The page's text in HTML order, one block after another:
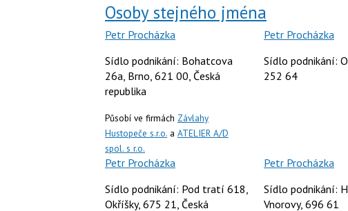
Osoby stejného jména
Petr Procházka
Sídlo podnikání: Bohatcova
26a, Brno, 621 00, Česká
republika
Působí ve firmách Závlahy
Hustopeče s.r.o. a ATELIER A/D
spol. s r.o.
Petr Procházka
Sídlo podnikání:
252 64
Petr Procházka
Sídlo podnikání: Pod tratí 618,
Okříšky, 675 21, Česká
Petr Procházka
Sídlo podnikání:
Vnorovy, 696 61